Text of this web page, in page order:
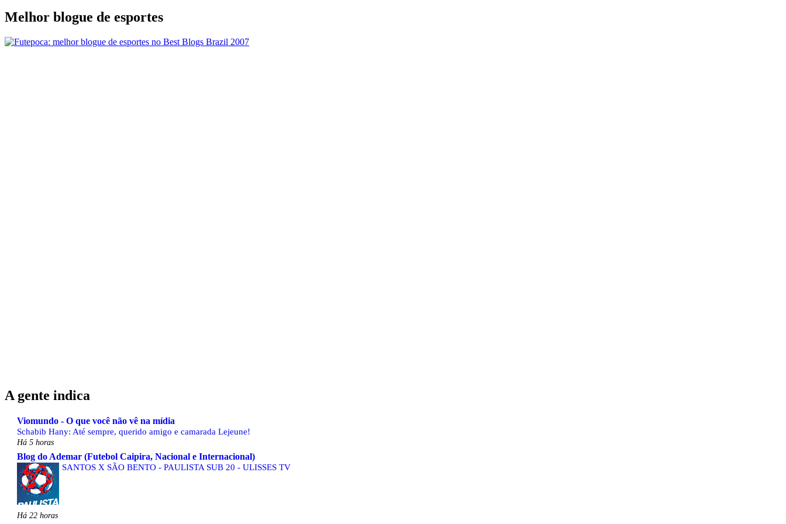
Melhor blogue de esportes
A gente indica
Viomundo - O que você não vê na mídia
Schabib Hany: Até sempre, querido amigo e camarada Lejeune!
Há 5 horas
Blog do Ademar (Futebol Caipira, Nacional e Internacional)
SANTOS X SÃO BENTO - PAULISTA SUB 20 - ULISSES TV
Há 22 horas